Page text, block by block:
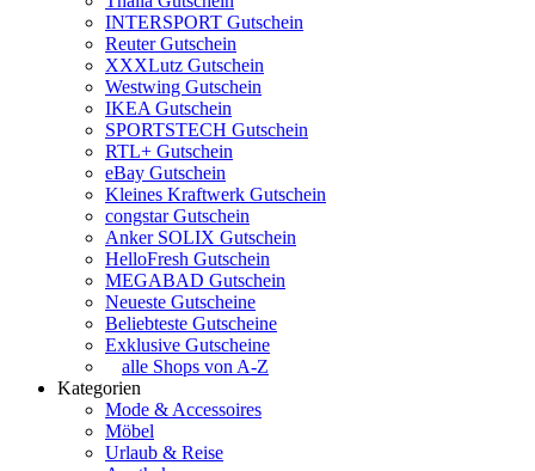
INTERSPORT Gutschein
Reuter Gutschein
XXXLutz Gutschein
Westwing Gutschein
IKEA Gutschein
SPORTSTECH Gutschein
RTL+ Gutschein
eBay Gutschein
Kleines Kraftwerk Gutschein
congstar Gutschein
Anker SOLIX Gutschein
HelloFresh Gutschein
MEGABAD Gutschein
Neueste Gutscheine
Beliebteste Gutscheine
Exklusive Gutscheine
alle Shops von A-Z
Kategorien
Mode & Accessoires
Möbel
Urlaub & Reise